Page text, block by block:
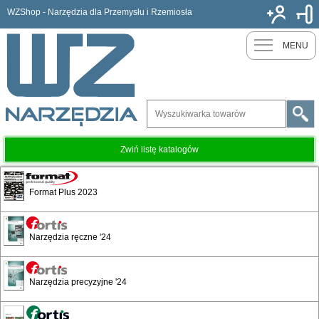
WZShop - Narzędzia dla Przemysłu i Rzemiosła Nowy
MENU
Zwiń listę katalogów
Format Plus 2023
Narzędzia ręczne '24
Narzędzia precyzyjne '24